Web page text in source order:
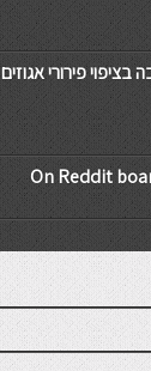
בציפוי פירורי אגוזים
On Reddit